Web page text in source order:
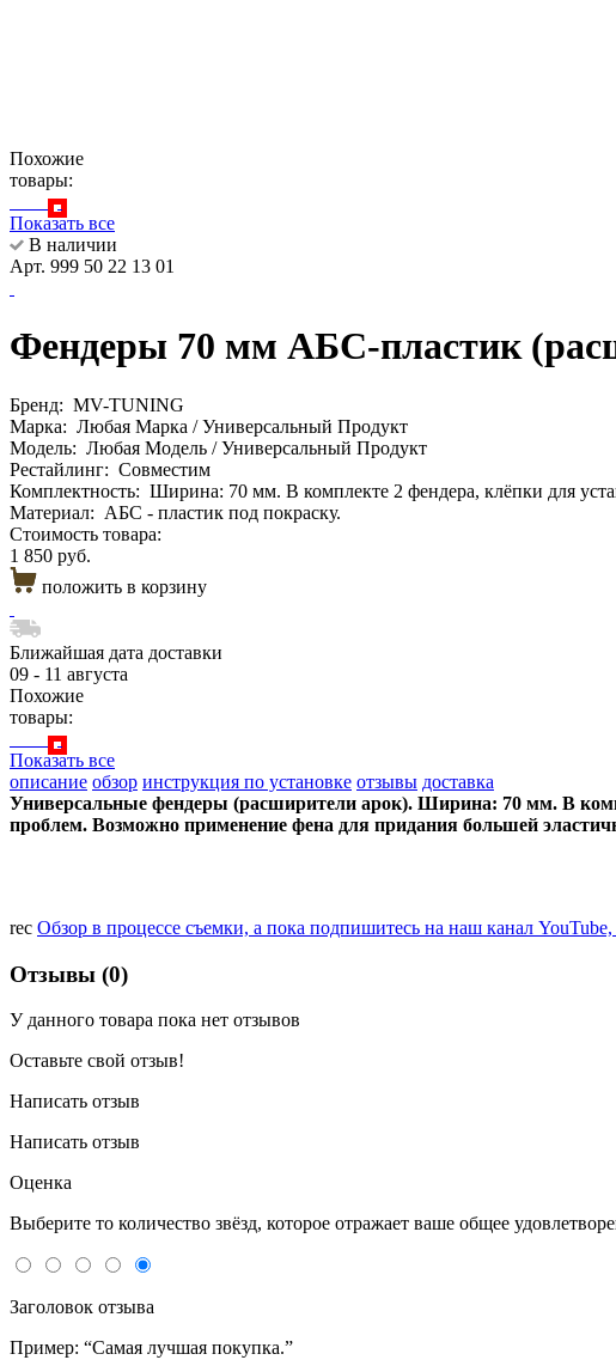
Похожие
товары:
Показать все
В наличии
Арт. 999 50 22 13 01
Фендеры 70 мм АБС-пластик
Бренд: MV-TUNING
Марка: Любая Марка / Универсальный Продукт
Модель: Любая Модель / Универсальный Продукт
Рестайлинг: Совместим
Комплектность: Ширина: 70 мм. В комплекте 2 фендера, клёпки для
Материал: АБС - пластик под покраску.
Стоимость товара:
1 850 руб.
положить в корзину
Ближайшая дата доставки
09 - 11 августа
Похожие
товары:
Показать все
описание обзор инструкция по установке отзывы доставка
Универсальные фендеры (расширители арок). Ширина: 70 мм. В
проблем. Возможно применение фена для придания большей
rec Обзор в процессе съемки, а пока подпишитесь на наш канал
Отзывы (0)
У данного товара пока нет отзывов
Оставьте свой отзыв!
Написать отзыв
Написать отзыв
Оценка
Выберите то количество звёзд, которое отражает ваше общее
Заголовок отзыва
Пример: “Самая лучшая покупка.”